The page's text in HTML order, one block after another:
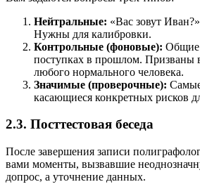
Нейтральные: «Вас зовут
Нужны для калибровки.
Контрольные (фоновые): Общие
поступках в прошлом. Призваны
любого нормального человека.
Значимые (проверочные):
касающиеся конкретных рисков
2.3. Посттестовая беседа
После завершения записи
вами моменты, вызвавшие
допрос, а уточнение данных.